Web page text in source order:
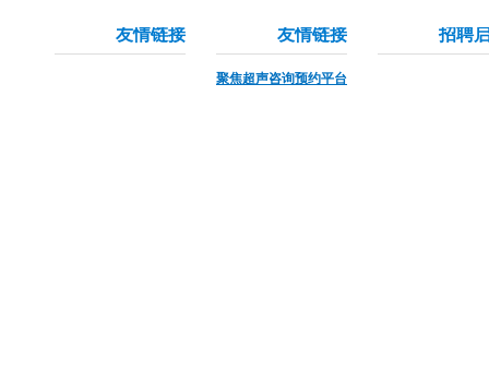
友情链接 友情链接
聚焦超声咨询预约平台
招聘